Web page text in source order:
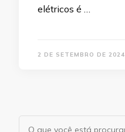
elétricos é …
2 DE SETEMBRO DE 2024
Procurando